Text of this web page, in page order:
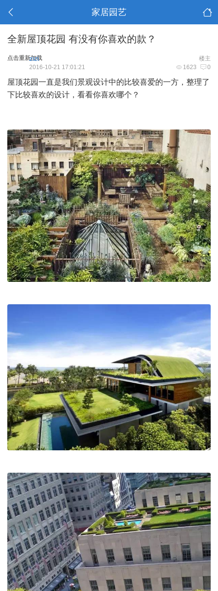
家居园艺
全新屋顶花园 有没有你喜欢的款？
点击重新加载 楼主
zizi
1623 0
2016-10-21 17:01:21
屋顶花园一直是我们景观设计中的比较喜爱的一方，整理了
下比较喜欢的设计，看看你喜欢哪个？